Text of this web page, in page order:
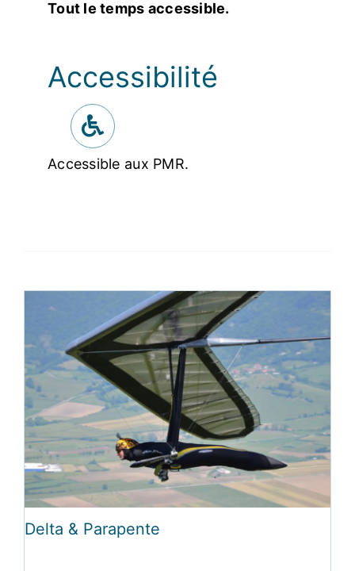
Tout le temps accessible.
Accessibilité
Accessible aux PMR.
Delta & Parapente